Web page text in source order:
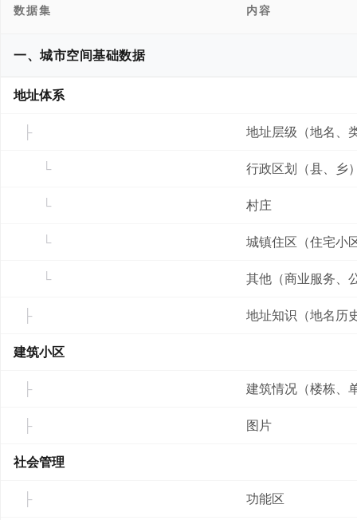
数据集 内容
一、城市空间基础数据
地址体系
地址层级（地名、
行政区划（县、乡
村庄
城镇住区（住宅小
其他（商业服务、
地址知识（地名历
建筑小区
建筑情况（楼栋、
图片
社会管理
功能区